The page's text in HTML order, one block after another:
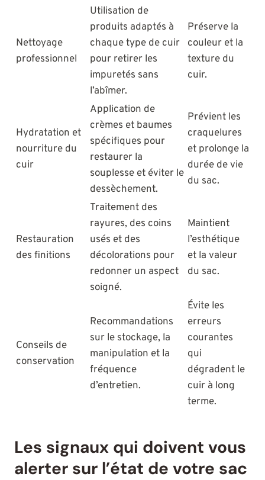
Nettoyage
professionnel
Utilisation de
produits adaptés à
chaque type de cuir
pour retirer les
impuretés sans
l’abîmer.
Préserve la
couleur et la
texture du
cuir.
Hydratation et
nourriture du
cuir
Application de
crèmes et baumes
spécifiques pour
restaurer la
souplesse et éviter le
dessèchement.
Prévient les
craquelures
et prolonge la
durée de vie
du sac.
Restauration
des finitions
Traitement des
rayures, des coins
usés et des
décolorations pour
redonner un aspect
soigné.
Maintient
l’esthétique
et la valeur
du sac.
Conseils de
conservation
Recommandations
sur le stockage, la
manipulation et la
fréquence
d’entretien.
Évite les
erreurs
courantes
qui
dégradent le
cuir à long
terme.
Les signaux qui doivent vous
alerter sur l’état de votre sac